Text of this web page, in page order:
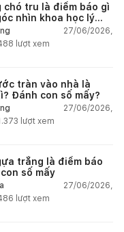
chó tru là điềm báo gì
nhìn khoa học lý
27/06/2026,
lượt xem
tràn vào nhà là
Đánh con số mấy?
27/06/2026,
lượt xem
trắng là điềm báo
số mấy
27/06/2026,
lượt xem